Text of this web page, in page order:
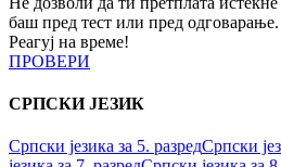
баш пред тест или пред одговарање.
Реагуј на време!
ПРОВЕРИ
СРПСКИ ЈЕЗИК
Српски језика за 5. разредСрпски